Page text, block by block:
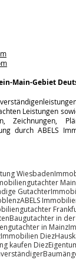
Main-Gebiet
Leistungen
Zeichnungen,
durch ABELS
Wiesbaden
Gutachter
ABELS
Baugutachter in
in Mainz
Immobilien Diez
kaufen Diez